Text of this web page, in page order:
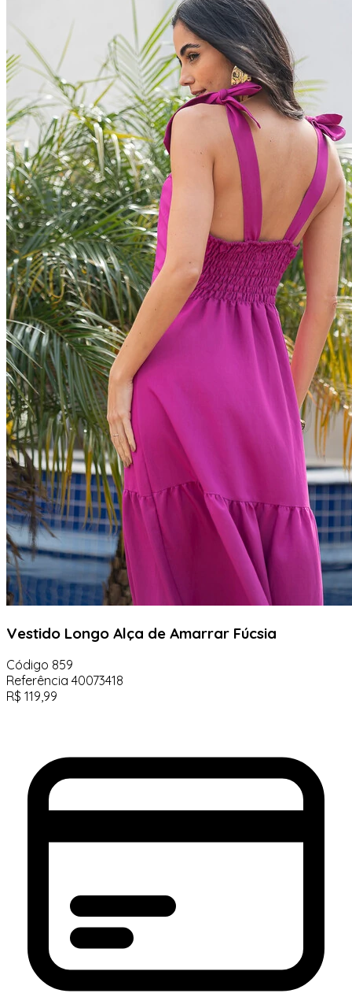
Vestido Longo Alça de Amarrar Fúcsia
Código 859
Referência 40073418
R$ 119,99